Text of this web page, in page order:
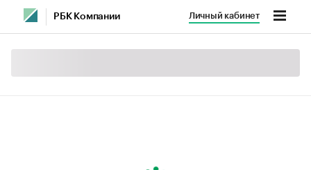
РБК Компании Личный кабинет